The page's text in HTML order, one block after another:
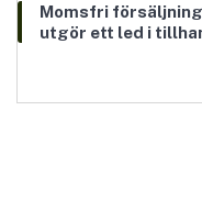
Momsfri
utgör ett led i